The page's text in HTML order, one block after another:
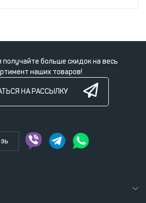
больше скидок на весь
наших товаров!
НА РАССЫЛКУ